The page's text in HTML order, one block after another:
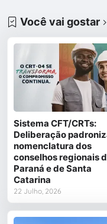
Você vai gostar
Sistema CFT/CRTs:
Deliberação
nomenclatura dos
conselhos regionais
Paraná e de Santa
Catarina
22 Julho, 2026